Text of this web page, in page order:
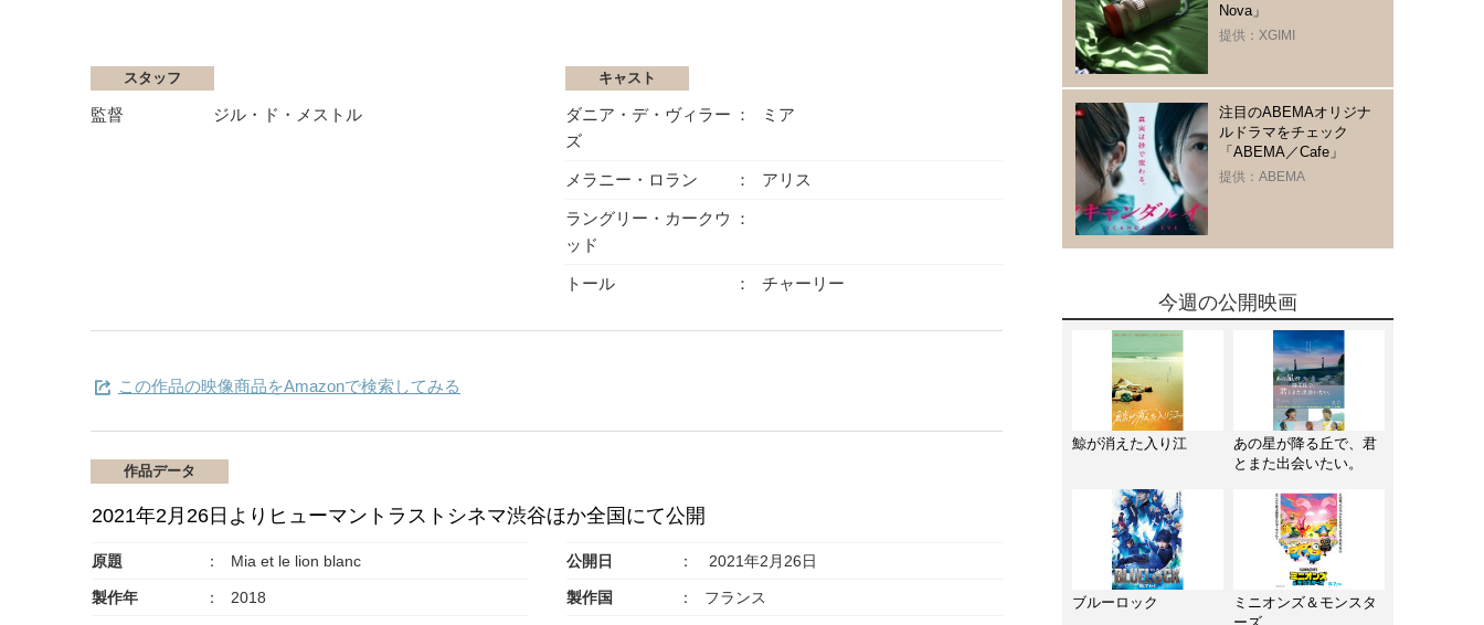
スタッフ
監督 ジル・ド・メストル
キャスト
ダニア・デ・ヴィラー
ズ
ミア
メラニー・ロラン アリス
ラングリー・カークウ
ッド
トール チャーリー
この作品の映像商品をAmazonで検索してみる
作品データ
2021年2月26日よりヒューマントラストシネマ渋谷ほか全国にて公開
原題 Mia et le lion blanc 公開日 2021年2月26日
製作年 2018 製作国 フランス
Nova」
提供：XGIMI
注目のABEMAオリジナ
ルドラマをチェック
「ABEMA／Cafe」
提供：ABEMA
今週の公開映画
鯨が消えた入り江
あの星が降る丘で、君
とまた出会いたい。
ブルーロック
ミニオンズ＆モンスタ